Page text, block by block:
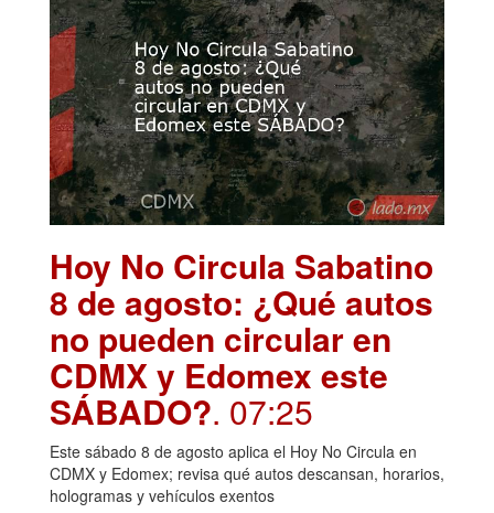
Hoy No Circula Sabatino
8 de agosto: ¿Qué autos
no pueden circular en
CDMX y Edomex este
SÁBADO?. 07:25
Este sábado 8 de agosto aplica el Hoy No Circula en
CDMX y Edomex; revisa qué autos descansan, horarios,
hologramas y vehículos exentos